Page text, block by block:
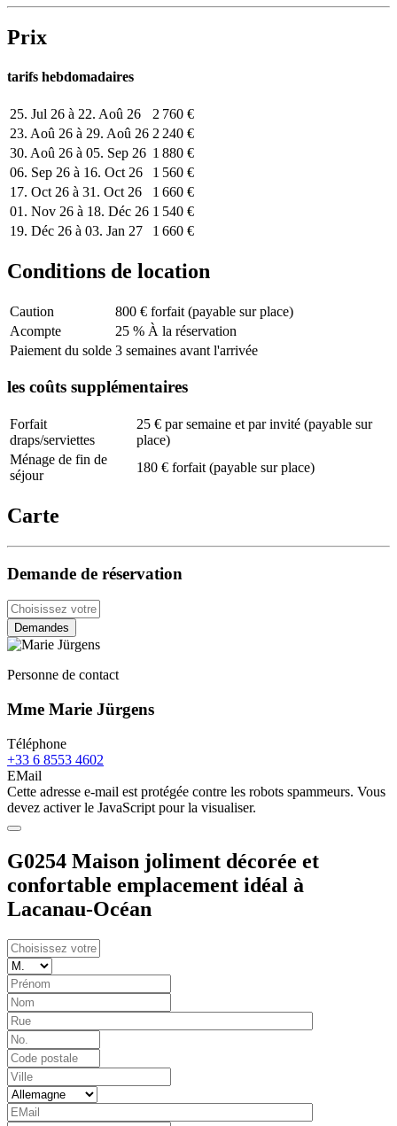
Prix
tarifs hebdomadaires
25. Jul 26 à 22. Aoû 26
2 760 €
23. Aoû 26 à 29. Aoû 26 2 240 €
30. Aoû 26 à 05. Sep 26 1 880 €
06. Sep 26 à 16. Oct 26
1 560 €
17. Oct 26 à 31. Oct 26
1 660 €
01. Nov 26 à 18. Déc 26 1 540 €
19. Déc 26 à 03. Jan 27
1 660 €
Conditions de location
Caution
800 € forfait (payable sur place)
Acompte
25 % À la réservation
Paiement du solde 3 semaines avant l'arrivée
les coûts supplémentaires
Forfait
draps/serviettes
25 € par semaine et par invité (payable sur
place)
Ménage de fin de
séjour
180 € forfait (payable sur place)
Carte
Demande de réservation
Demandes
Personne de contact
Mme Marie Jürgens
Téléphone
+33 6 8553 4602
EMail
Cette adresse e-mail est protégée contre les robots spammeurs. Vous
devez activer le JavaScript pour la visualiser.
G0254 Maison joliment décorée et
confortable emplacement idéal à
Lacanau-Océan